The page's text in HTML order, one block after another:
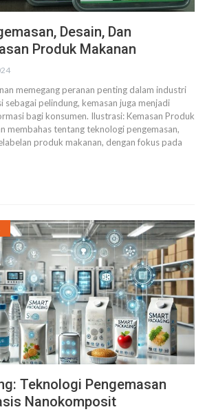
Desain, Dan
Produk Makanan
memegang peranan penting dalam industri
sebagai pelindung, kemasan juga menjadi
bagi konsumen. Ilustrasi: Kemasan Produk
membahas tentang teknologi pengemasan,
produk makanan, dengan fokus pada
Teknologi Pengemasan
Nanokomposit